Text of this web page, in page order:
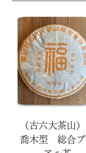
（古六大茶山）
喬木型 総合プ